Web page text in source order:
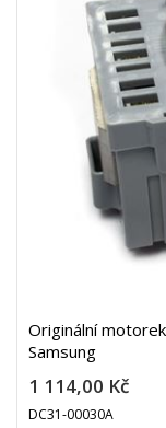
Originální
Samsung
1 114,00 Kč
DC31-00030A